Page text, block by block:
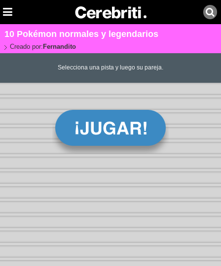
10 Pokémon normales y legendarios
Creado por: Fernandito
Selecciona una pista y luego su pareja.